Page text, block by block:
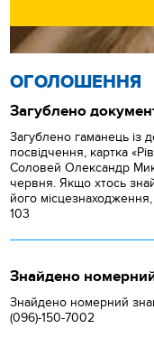
ОГОЛОШЕННЯ
Загублено
Загублено гаманець із
посвідчення, картка
Соловей Олександр
червня. Якщо хтось
його
103
Знайдено
Знайдено номерний
(096)-150-7002